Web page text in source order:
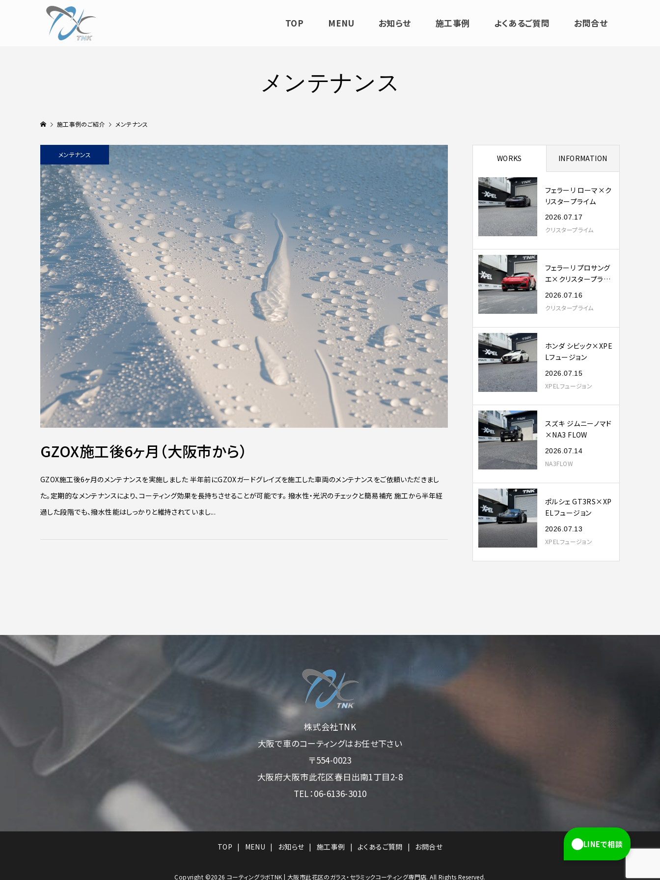
TOP MENU お知らせ 施工事例 よくあるご質問 お問合せ
メンテナンス
施工事例のご紹介 メンテナンス
メンテナンス
GZOX施工後6ヶ月（大阪市から）
GZOX施工後6ヶ月のメンテナンスを実施しました 半年前にGZOXガードグレイズを施工した車両のメンテナンスをご依頼いただきまし
た。定期的なメンテナンスにより、コーティング効果を長持ちさせることが可能です。 撥水性・光沢のチェックと簡易補充 施工から半年経
過した段階でも、撥水性能はしっかりと維持されていまし...
WORKS INFORMATION
フェラーリ ローマ×ク
リスタープライム
2026.07.17
クリスタープライム
フェラーリ プロサング
エ×クリスタープライ
ム
2026.07.16
クリスタープライム
ホンダ シビック×XPE
Lフュージョン
2026.07.15
XPELフュージョン
スズキ ジムニーノマド
×NA3 FLOW
2026.07.14
NA3FLOW
ポルシェ GT3RS×XP
ELフュージョン
2026.07.13
XPELフュージョン
株式会社TNK
大阪で車のコーティングはお任せ下さい
〒554-0023
大阪府大阪市此花区春日出南1丁目2-8
TEL：06-6136-3010
TOP MENU お知らせ 施工事例 よくあるご質問 お問合せ
Copyright ©2026 コーティングラボTNK | 大阪市此花区のガラス・セラミックコーティング専門店. All Rights Reserved.
LINEで相談